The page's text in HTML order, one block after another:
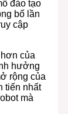
đào tạo
bố lần
cập
của
hưởng
rộng của
tiến nhất
mà